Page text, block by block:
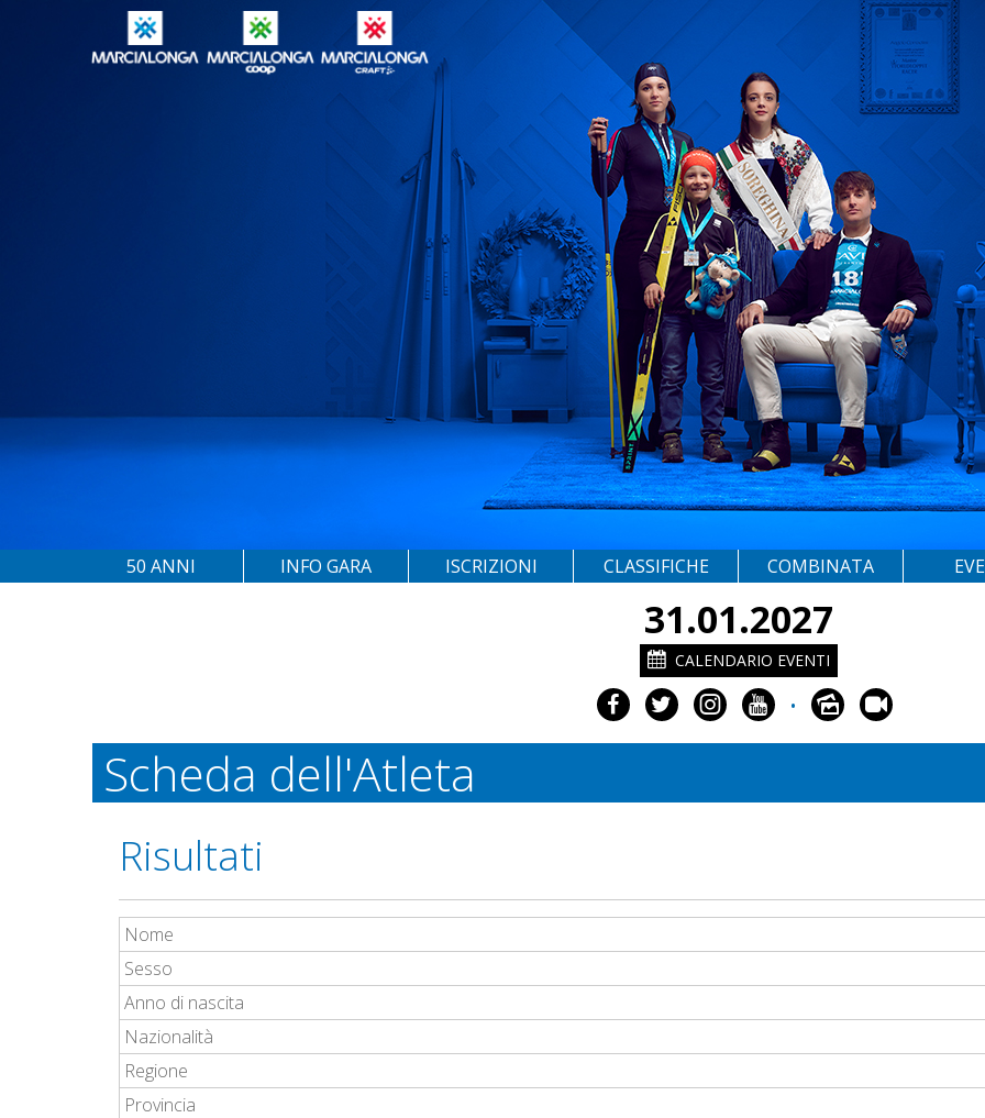
50 ANNI INFO GARA ISCRIZIONI CLASSIFICHE COMBINATA
31.01.2027
CALENDARIO EVENTI
•
Scheda dell'Atleta
Risultati
Nome
Sesso
Anno di nascita
Nazionalità
Regione
Provincia